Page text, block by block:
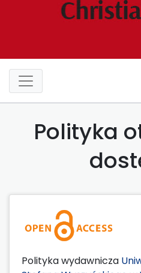
Polityka
Polityka wydawnicza